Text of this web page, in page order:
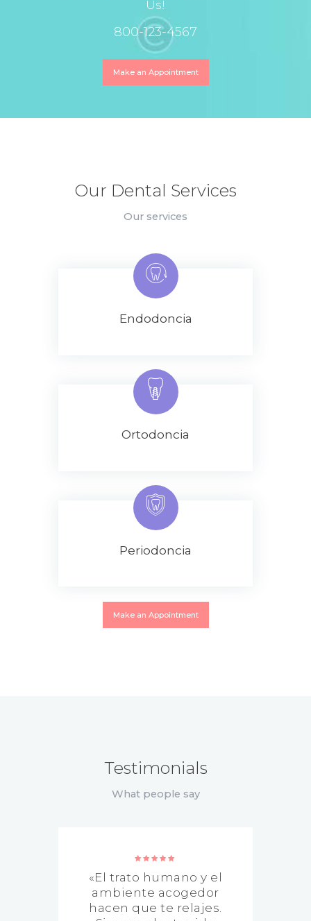
Us!
800-123-4567
Make an Appointment
Our Dental Services
Our services
Endodoncia
Ortodoncia
Periodoncia
Make an Appointment
Testimonials
What people say
«El trato humano y el
ambiente acogedor
hacen que te relajes.